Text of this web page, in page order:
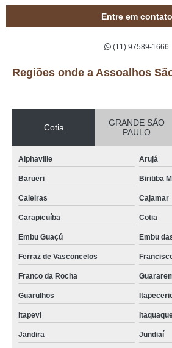
Entre em contato
(11) 97589-1666
Regiões onde a Assoalhos
Cotia
GRANDE SÃO
PAULO
Alphaville Arujá
Barueri Biritiba
Caieiras Cajamar
Carapicuíba Cotia
Embu Guaçú Embu
Ferraz de Vasconcelos
Franco da Rocha
Guarulhos
Itapevi
Jandira Jundiaí